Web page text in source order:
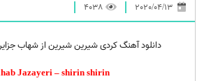
4038
دانلود آهنگ کردی شیرین شیرین از شهاب
Jazayeri – shirin shirin